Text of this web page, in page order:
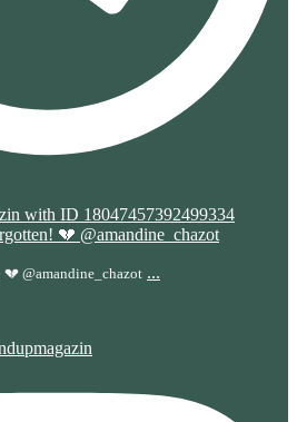
with ID 18047457392499334
@amandine_chazot ...